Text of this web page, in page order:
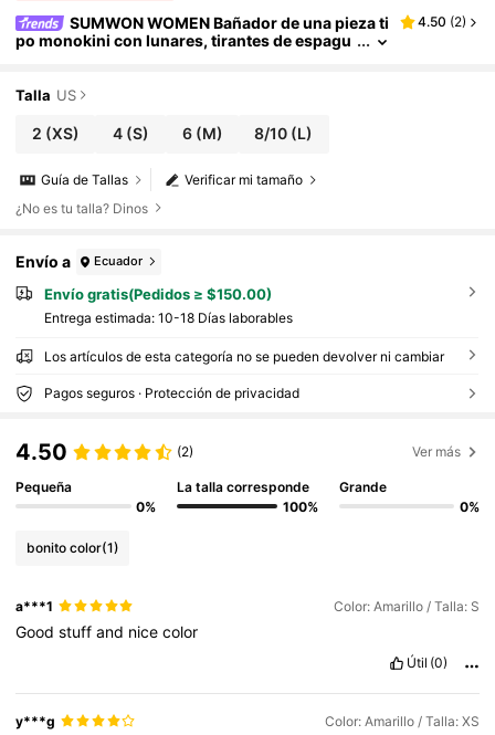
SUMWON WOMEN Bañador de una pieza ti
po monokini con lunares, tirantes de espagu
4.50 (2)
Talla US
2 (XS) 4(S) 6(M) 8/10 (L)
Verificar mi tamaño
Guía de Tallas
¿No es tu talla? Dinos
Envío a Ecuador
Envío gratis(Pedidos ≥ $150.00)
Entrega estimada: 10-18 Días laborables
Los artículos de esta categoría no se pueden devolver ni cambiar
Pagos seguros · Protección de privacidad
4.50 (2) Ver más
Pequeña
0%
La talla corresponde
100%
Grande
0%
bonito color(1)
a***1 Color: Amarillo / Talla: S
Goodstuffand nicecolor
Útil (0)
y***g Color: Amarillo / Talla: XS